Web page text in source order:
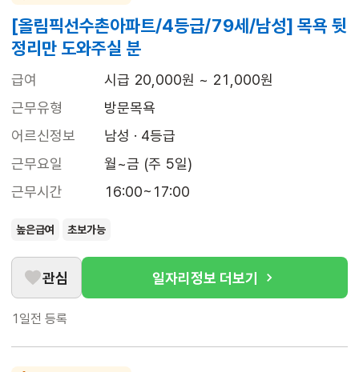
[올림픽선수촌아파트/4등급/79세/남성] 목욕 뒷
정리만 도와주실 분
급여
시급 20,000원 ~ 21,000원
근무유형
방문목욕
어르신정보
남성 · 4등급
근무요일
월~금 (주 5일)
근무시간
16:00~17:00
높은급여 초보가능
관심 일자리정보 더보기
1일전 등록